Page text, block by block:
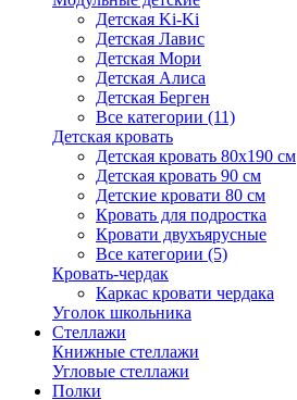
Детская Ki-Ki
Детская Лавис
Детская Мори
Детская Алиса
Детская Берген
Все категории (11)
Детская кровать
Детская кровать 80х190 см
Детская кровать 90 см
Детские кровати 80 см
Кровать для подростка
Кровати двухъярусные
Все категории (5)
Кровать-чердак
Каркас кровати чердака
Уголок школьника
Стеллажи
Книжные стеллажи
Угловые стеллажи
Полки